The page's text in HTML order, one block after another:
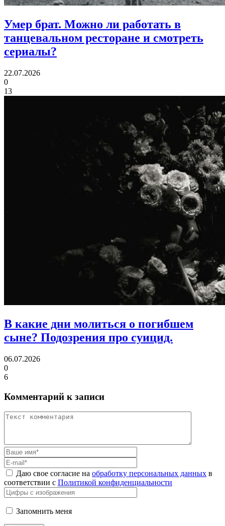
Умер брат. Можно ли работать в
танцевальном ресторане и смотреть
сериалы?
22.07.2026
0
13
В какие дни молиться о погибшем
сыне? Подозрения про суицид.
06.07.2026
0
6
Комментарий к записи
Даю свое согласие на обработку персональных данных в
соответствии с Политикой конфиденциальности
Запомнить меня